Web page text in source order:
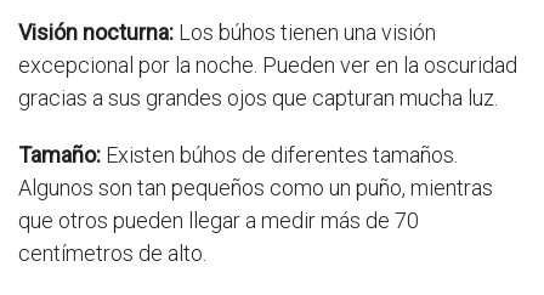
Visión nocturna: Los búhos tienen una visión
excepcional por la noche. Pueden ver en la oscuridad
gracias a sus grandes ojos que capturan mucha luz.
Tamaño: Existen búhos de diferentes tamaños.
Algunos son tan pequeños como un puño, mientras
que otros pueden llegar a medir más de 70
centímetros de alto.